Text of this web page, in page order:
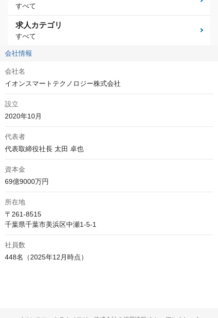
すべて
求人カテゴリ
すべて
会社情報
会社名
イオンスマートテクノロジー株式会社
設立
2020年10月
代表者
代表取締役社長 太田 卓也
資本金
69億9000万円
所在地
〒261-8515
千葉県千葉市美浜区中瀬1-5-1
社員数
448名（2025年12月時点）